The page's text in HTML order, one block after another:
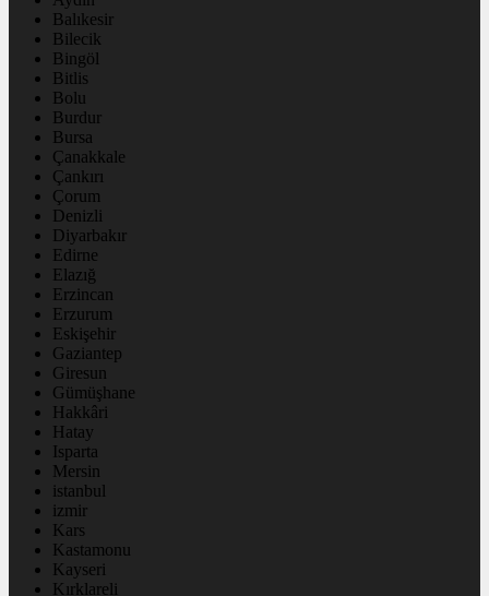
Balıkesir
Bilecik
Bingöl
Bitlis
Bolu
Burdur
Bursa
Çanakkale
Çankırı
Çorum
Denizli
Diyarbakır
Edirne
Elazığ
Erzincan
Erzurum
Eskişehir
Gaziantep
Giresun
Gümüşhane
Hakkâri
Hatay
Isparta
Mersin
istanbul
izmir
Kars
Kastamonu
Kayseri
Kırklareli